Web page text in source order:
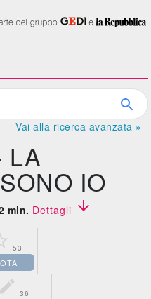
Vai alla ricerca avanzata »
LA
IO
min. Dettagli 
53
 36